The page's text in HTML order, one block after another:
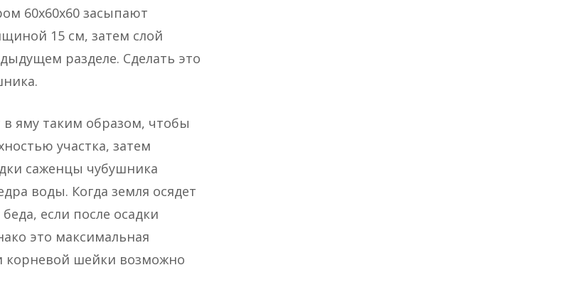
60х60х60 засыпают
15 см, затем слой
разделе. Сделать это
в яму таким образом, чтобы
участка, затем
саженцы чубушника
воды. Когда земля осядет
если после осадки
это максимальная
корневой шейки возможно